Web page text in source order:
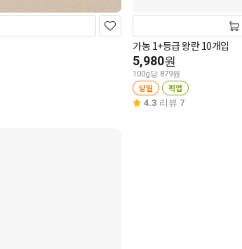
가농 1+등급 왕란 10개입
5,980원
100g당 879원
당일 픽업
4.3 리뷰 7